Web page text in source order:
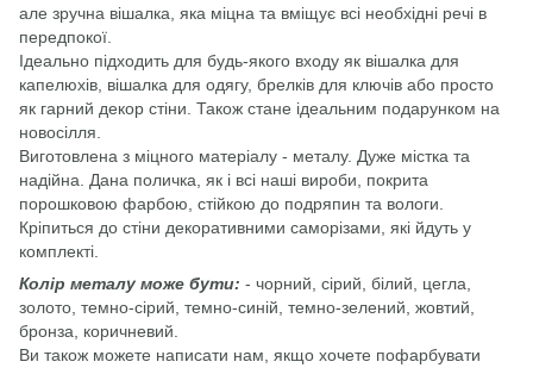
але зручна вішалка, яка міцна та вміщує всі необхідні речі в
передпокої.
Ідеально підходить для будь-якого входу як вішалка для
капелюхів, вішалка для одягу, брелків для ключів або просто
як гарний декор стіни. Також стане ідеальним подарунком на
новосілля.
Виготовлена з міцного матеріалу - металу. Дуже містка та
надійна. Дана поличка, як і всі наші вироби, покрита
порошковою фарбою, стійкою до подряпин та вологи.
Кріпиться до стіни декоративними саморізами, які йдуть у
комплекті.
Колір металу може бути: - чорний, сірий, білий, цегла,
золото, темно-сірий, темно-синій, темно-зелений, жовтий,
бронза, коричневий.
Ви також можете написати нам, якщо хочете пофарбувати